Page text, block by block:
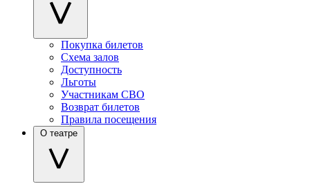
Покупка билетов
Схема залов
Доступность
Льготы
Участникам СВО
Возврат билетов
Правила посещения
О театре